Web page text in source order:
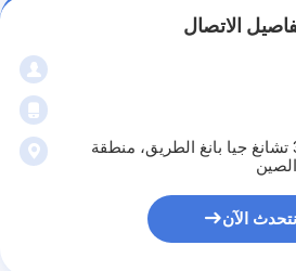
الاتصال
غرفة 302 رقم 4 زقاق 37 تشانغ جيا بانغ الطريق، منطقة
نتحدث الآن